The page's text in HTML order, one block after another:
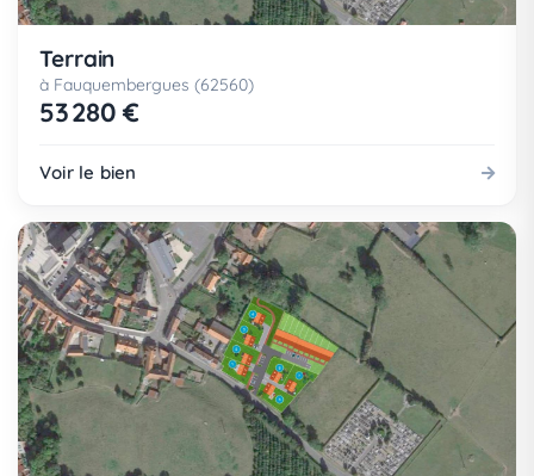
Terrain
à Fauquembergues (62560)
53 280 €
Voir le bien